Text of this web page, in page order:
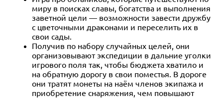
миру в поисках славы, богатства и выполнения
заветной цели — возможности завести дружбу
с цветочными драконами и переселить их в
свои сады.
Получив по набору случайных целей, они
организовывают экспедиции в дальние уголки
игрового поля так, чтобы бюджета хватило и
на обратную дорогу в свои поместья. В дороге
они тратят монеты на наём членов экипажа и
приобретение снаряжения, чем повышают